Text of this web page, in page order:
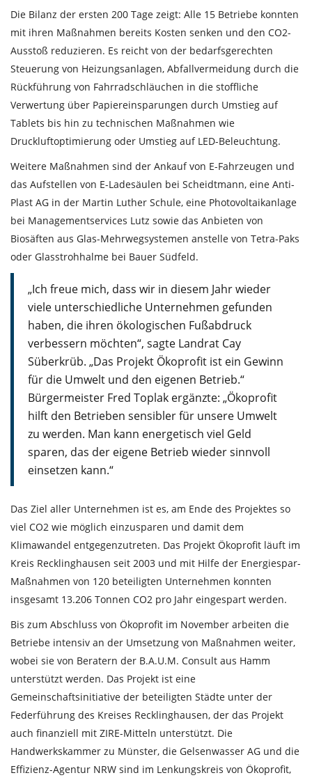
Die Bilanz der ersten 200 Tage zeigt: Alle 15 Betriebe konnten
mit ihren Maßnahmen bereits Kosten senken und den CO2-
Ausstoß reduzieren. Es reicht von der bedarfsgerechten
Steuerung von Heizungsanlagen, Abfallvermeidung durch die
Rückführung von Fahrradschläuchen in die stoffliche
Verwertung über Papiereinsparungen durch Umstieg auf
Tablets bis hin zu technischen Maßnahmen wie
Druckluftoptimierung oder Umstieg auf LED-Beleuchtung.
Weitere Maßnahmen sind der Ankauf von E-Fahrzeugen und
das Aufstellen von E-Ladesäulen bei Scheidtmann, eine Anti-
Plast AG in der Martin Luther Schule, eine Photovoltaikanlage
bei Managementservices Lutz sowie das Anbieten von
Biosäften aus Glas-Mehrwegsystemen anstelle von Tetra-Paks
oder Glasstrohhalme bei Bauer Südfeld.
„Ich freue mich, dass wir in diesem Jahr wieder
viele unterschiedliche Unternehmen gefunden
haben, die ihren ökologischen Fußabdruck
verbessern möchten“, sagte Landrat Cay
Süberkrüb. „Das Projekt Ökoprofit ist ein Gewinn
für die Umwelt und den eigenen Betrieb.“
Bürgermeister Fred Toplak ergänzte: „Ökoprofit
hilft den Betrieben sensibler für unsere Umwelt
zu werden. Man kann energetisch viel Geld
sparen, das der eigene Betrieb wieder sinnvoll
einsetzen kann.“
Das Ziel aller Unternehmen ist es, am Ende des Projektes so
viel CO2 wie möglich einzusparen und damit dem
Klimawandel entgegenzutreten. Das Projekt Ökoprofit läuft im
Kreis Recklinghausen seit 2003 und mit Hilfe der Energiespar-
Maßnahmen von 120 beteiligten Unternehmen konnten
insgesamt 13.206 Tonnen CO2 pro Jahr eingespart werden.
Bis zum Abschluss von Ökoprofit im November arbeiten die
Betriebe intensiv an der Umsetzung von Maßnahmen weiter,
wobei sie von Beratern der B.A.U.M. Consult aus Hamm
unterstützt werden. Das Projekt ist eine
Gemeinschaftsinitiative der beteiligten Städte unter der
Federführung des Kreises Recklinghausen, der das Projekt
auch finanziell mit ZIRE-Mitteln unterstützt. Die
Handwerkskammer zu Münster, die Gelsenwasser AG und die
Effizienz-Agentur NRW sind im Lenkungskreis von Ökoprofit,